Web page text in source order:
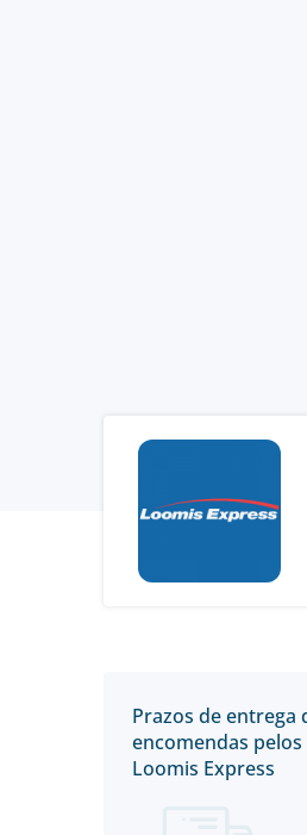
Prazos de entrega
encomendas pelos
Loomis Express